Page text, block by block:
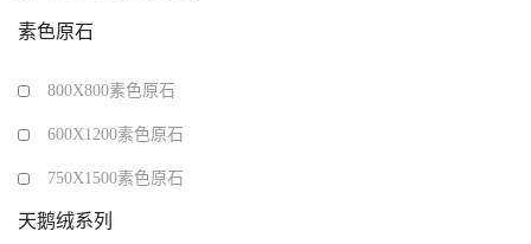
素色原石
800X800素色原石
600X1200素色原石
750X1500素色原石
天鹅绒系列